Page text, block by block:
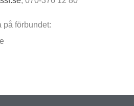
på förbundet: